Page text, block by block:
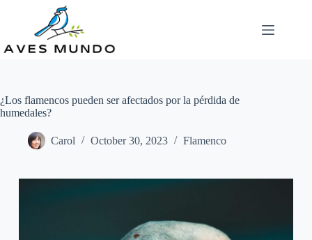
¿Los flamencos pueden ser afectados por la pérdida de
humedales?
Carol October 30, 2023 Flamenco